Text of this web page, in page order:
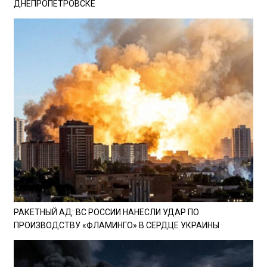
ДНЕПРОПЕТРОВСКЕ
РАКЕТНЫЙ АД: ВС РОССИИ НАНЕСЛИ УДАР ПО
ПРОИЗВОДСТВУ «ФЛАМИНГО» В СЕРДЦЕ УКРАИНЫ